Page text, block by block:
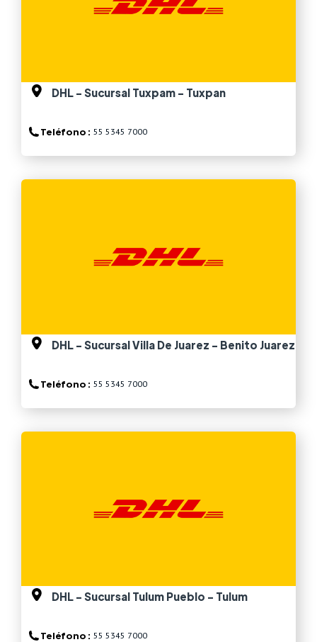
DHL - Sucursal Tuxpam - Tuxpan
Teléfono : 55 5345 7000
DHL - Sucursal Villa De Juarez - Benito Juarez
Teléfono : 55 5345 7000
DHL - Sucursal Tulum Pueblo - Tulum
Teléfono : 55 5345 7000